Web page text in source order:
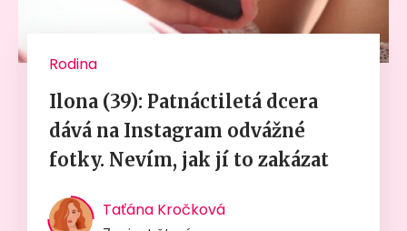
Rodina
Ilona (39): Patnáctiletá dcera
dává na Instagram odvážné
fotky. Nevím, jak jí to zakázat
Taťána Kročková